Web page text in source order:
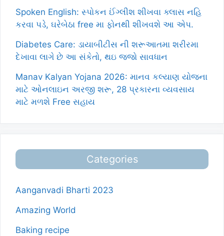
Spoken English: સ્પોકન ઈંગ્લીશ શીખવા ક્લાસ નહિ
કરવા પડે, ઘરેબેઠા free મા ફોનથી શીખવશે આ એપ.
Diabetes Care: ડાયાબીટીસ ની શરૂઆતમા શરીરમા
દેખાવા લાગે છે આ સંકેતો, થઇ જજો સાવધાન
Manav Kalyan Yojana 2026: માનવ કલ્યાણ યોજના
માટે ઓનલાઇન અરજી શરૂ, 28 પ્રકારના વ્યવસાય
માટે મળશે Free સહાય
Categories
Aanganvadi Bharti 2023
Amazing World
Baking recipe